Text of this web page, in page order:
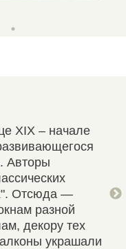
XIX – начале
Авторы
Отсюда —
разной
декору тех
украшали
к